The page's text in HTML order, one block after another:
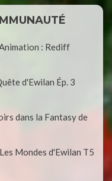
: Rediff
d'Ewilan Ép. 3
dans la Fantasy de
Mondes d'Ewilan T5